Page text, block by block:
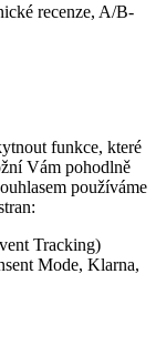
recenze, A/B-
funkce, které
Vám pohodlně
používáme
Tracking)
Mode, Klarna,